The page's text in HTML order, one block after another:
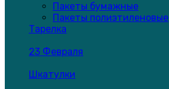
Пакеты бумажные
Пакеты полиэтиленовые
Тарелка
23 Февраля
Шкатулки